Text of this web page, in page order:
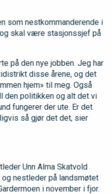
som nestkommanderende i
skal være stasjonssjef på
på den nye jobben. Jeg har
disse årene, og det
hjem» til meg. Også
den politikken og alt det vi
fungerer der ute. Er det
så gjør det det, sier
Unn Alma Skatvold
nestleder på landsmøtet
i november i fjor.